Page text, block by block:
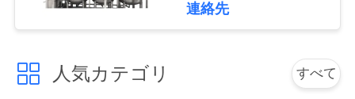
に
連絡先
人気カテゴリ すべて